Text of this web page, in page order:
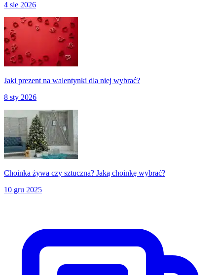
4 sie 2026
Jaki prezent na walentynki dla niej wybrać?
8 sty 2026
Choinka żywa czy sztuczna? Jaką choinkę wybrać?
10 gru 2025